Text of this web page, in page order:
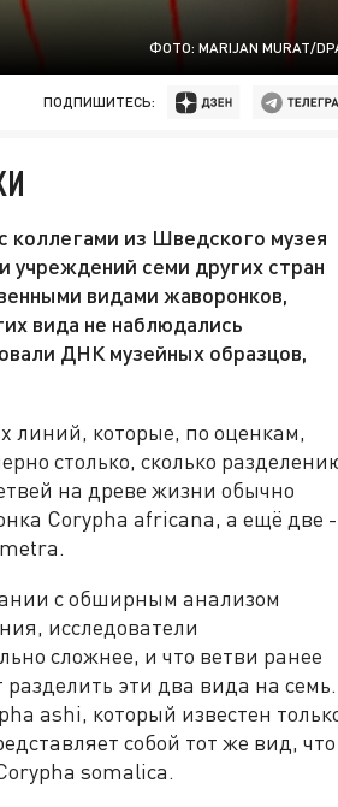
ФОТО: MARIJAN MURAT/
ПОДПИШИТЕСЬ:
коллегами из Шведского музея
учреждений семи других стран
видами жаворонков,
вида не наблюдались
ДНК музейных образцов,
которые, по оценкам,
столько, сколько
на древе жизни обычно
Corypha africana, а ещё две -
с обширным анализом
исследователи
сложнее, и что ветви ранее
эти два вида на семь.
ashi, который известен
собой тот же вид, что
somalica.